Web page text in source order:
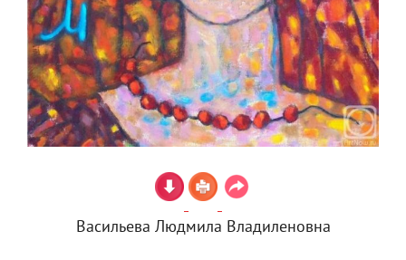
Васильева Людмила Владиленовна